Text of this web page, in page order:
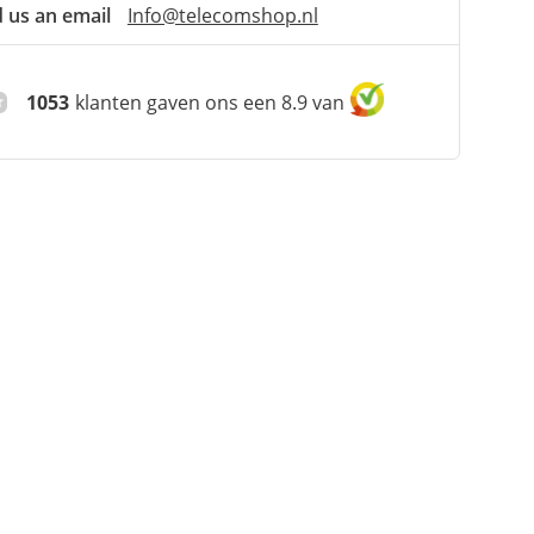
us an email Info@telecomshop.nl
1053 klanten gaven ons een 8.9 van